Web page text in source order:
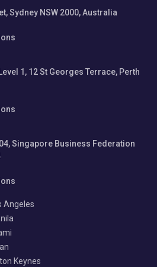
Sydney NSW 2000, Australia
1, 12 St Georges Terrace, Perth
Singapore Business Federation
Angeles
Keynes